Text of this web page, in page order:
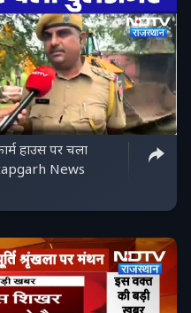
हाउस पर चला
News